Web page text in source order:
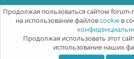
Продолжая пользоваться сайтом
на использование файловcookie в
Продолжая использовать этот
использование наших